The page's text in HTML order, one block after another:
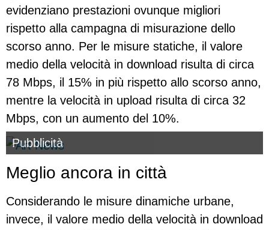
evidenziano prestazioni ovunque migliori
rispetto alla campagna di misurazione dello
scorso anno. Per le misure statiche, il valore
medio della velocità in download risulta di circa
78 Mbps, il 15% in più rispetto allo scorso anno,
mentre la velocità in upload risulta di circa 32
Mbps, con un aumento del 10%.
Pubblicità
Meglio ancora in città
Considerando le misure dinamiche urbane,
invece, il valore medio della velocità in download